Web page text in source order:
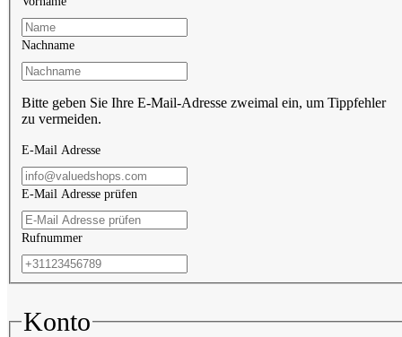
Nachname
Bitte geben Sie Ihre E-Mail-Adresse zweimal ein, um Tippfehler
zu vermeiden.
E-Mail Adresse
E-Mail Adresse prüfen
Rufnummer
Konto